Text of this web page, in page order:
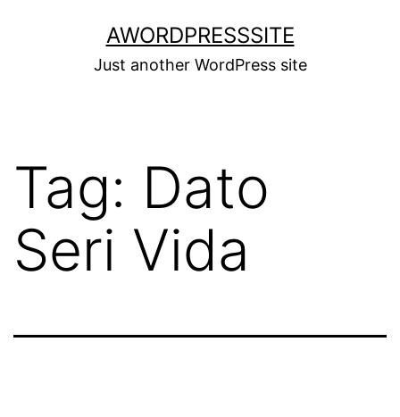
AWORDPRESSSITE
Just another WordPress site
Tag: Dato
Seri Vida